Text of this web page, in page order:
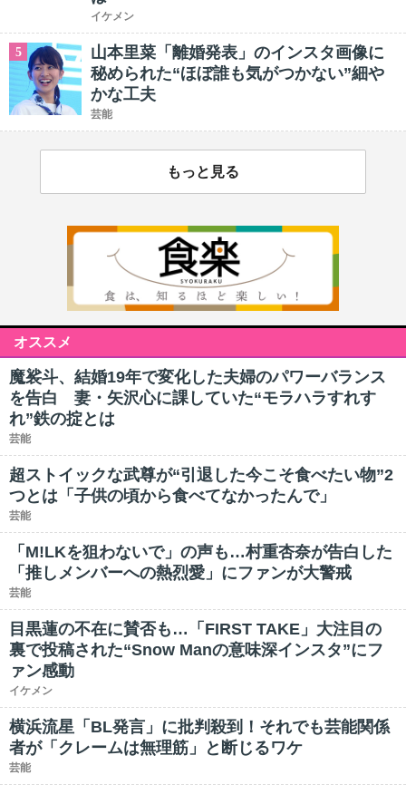
イケメン
5
山本里菜「離婚発表」のインスタ画像に
秘められた“ほぼ誰も気がつかない”細や
かな工夫
芸能
もっと見る
オススメ
魔裟斗、結婚19年で変化した夫婦のパワーバランス
を告白 妻・矢沢心に課していた“モラハラすれす
れ”鉄の掟とは
芸能
超ストイックな武尊が“引退した今こそ食べたい物”2
つとは「子供の頃から食べてなかったんで」
芸能
「M!LKを狙わないで」の声も…村重杏奈が告白した
「推しメンバーへの熱烈愛」にファンが大警戒
芸能
目黒蓮の不在に賛否も…「FIRST TAKE」大注目の
裏で投稿された“Snow Manの意味深インスタ”にフ
ァン感動
イケメン
横浜流星「BL発言」に批判殺到！それでも芸能関係
者が「クレームは無理筋」と断じるワケ
芸能